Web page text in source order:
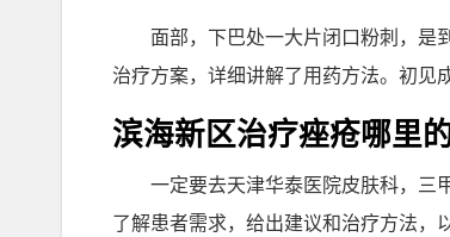
面部，下巴处一大片闭口粉刺，是
治疗方案，详细讲解了用药方法。初见
滨海新区治疗痤疮哪里
一定要去天津华泰医院皮肤科，三
了解患者需求，给出建议和治疗方法，